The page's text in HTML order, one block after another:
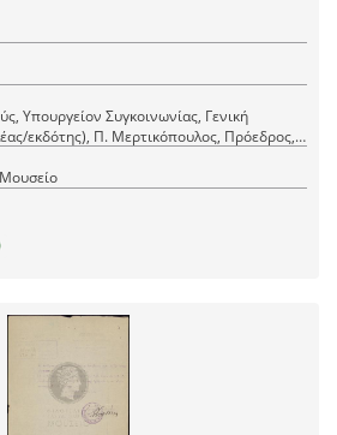
Υπουργείον Συγκοινωνίας, Γενική
εκδότης), Π. Μερτικόπουλος, Πρόεδρος,
Υπουργείον Συγκοινωνίας (Παραλήπτης)